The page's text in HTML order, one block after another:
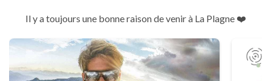
Il y a toujours une bonne raison de venir à La Plagne ❤️